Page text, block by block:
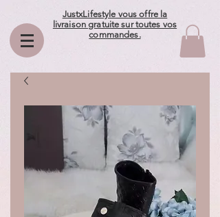
JustxLifestyle vous offre la
livraison gratuite sur toutes vos
commandes.